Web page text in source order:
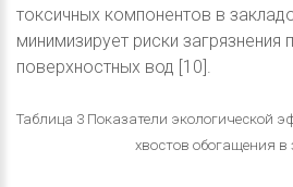
токсичных компонентов в
минимизирует риски загрязнения
поверхностных вод [10].
Таблица 3 Показатели экологической
хвостов обогащения в